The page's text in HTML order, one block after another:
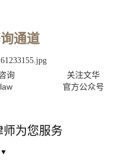
通道
询
关注文华
官方公众号
师为您服务
▼